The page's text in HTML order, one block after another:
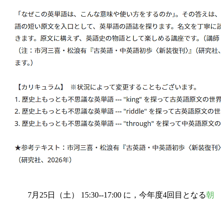
7月25日（土） 15:30--17:00 に，今年度4回目となる朝